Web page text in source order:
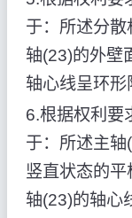
于：所述分
轴(23)的外壁
轴心线呈环形
6.根据权利要
于：所述主
竖直状态的
轴(23)的轴心